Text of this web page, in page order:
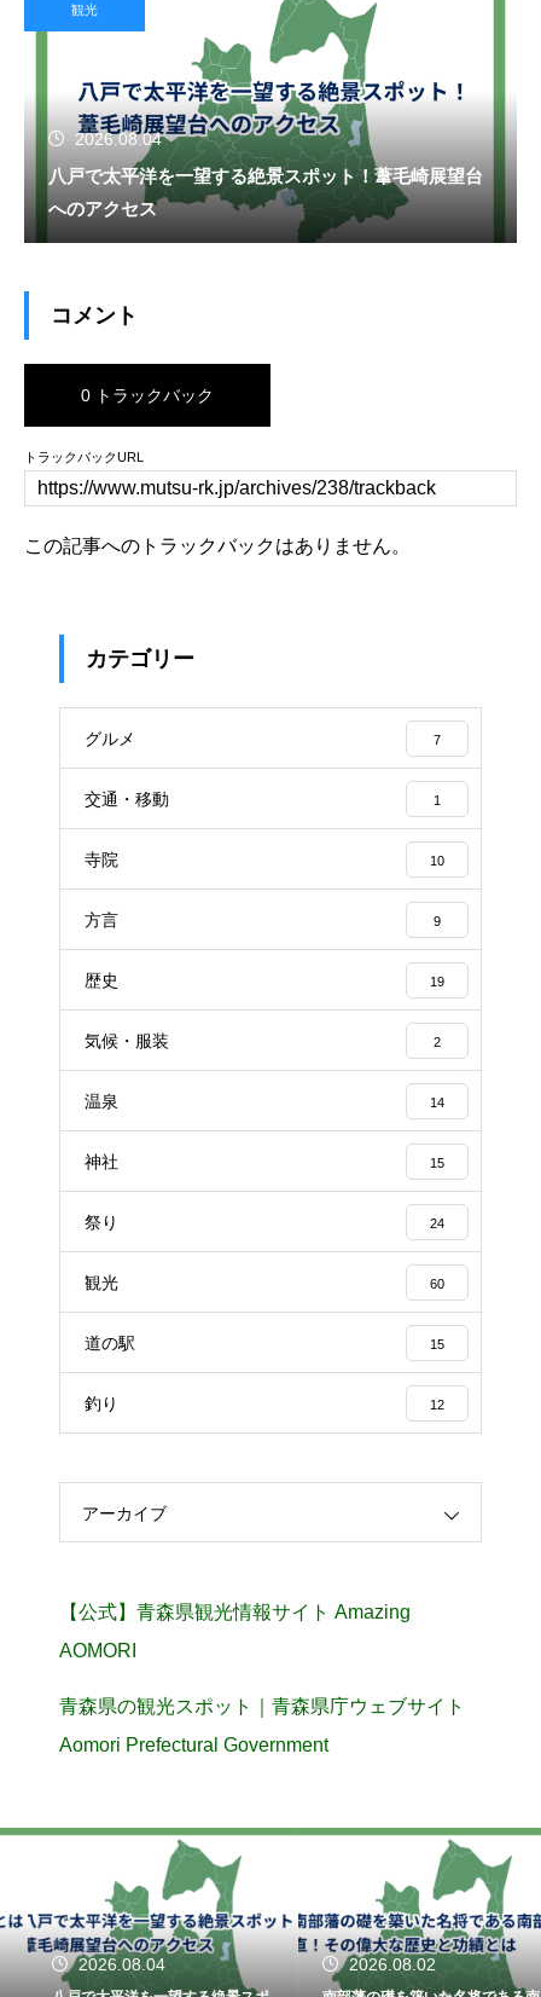
観光
2026.08.04
八戸で太平洋を一望する絶景スポット！葦毛崎展望台
へのアクセス
コメント
0 トラックバック
トラックバックURL
この記事へのトラックバックはありません。
カテゴリー
グルメ 7
交通・移動 1
寺院 10
方言 9
歴史 19
気候・服装 2
温泉 14
神社 15
祭り 24
観光 60
道の駅 15
釣り 12
アーカイブ
【公式】青森県観光情報サイト Amazing
AOMORI
青森県の観光スポット｜青森県庁ウェブサイト
Aomori Prefectural Government
2026.08.04 2026.08.02